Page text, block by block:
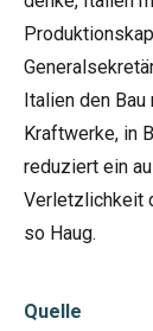
Italien den
Kraftwerke, in
reduziert ein
Verletzlichkeit
so Haug.
Quelle